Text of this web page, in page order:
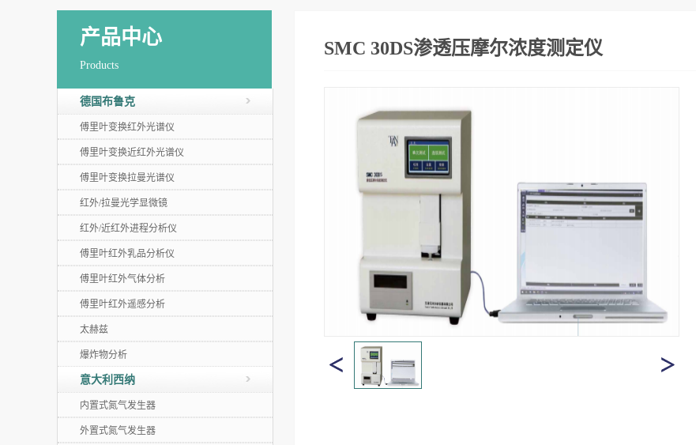
产品中心
Products
德国布鲁克
傅里叶变换红外光谱仪
傅里叶变换近红外光谱仪
傅里叶变换拉曼光谱仪
红外/拉曼光学显微镜
红外/近红外进程分析仪
傅里叶红外乳品分析仪
傅里叶红外气体分析
傅里叶红外遥感分析
太赫兹
爆炸物分析
意大利西纳
内置式氮气发生器
外置式氮气发生器
SMC 30DS渗透压摩尔浓度测定仪